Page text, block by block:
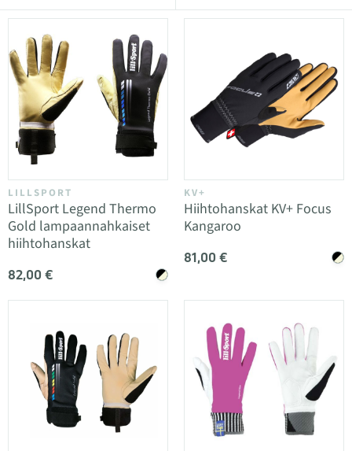
LILLSPORT
LillSport Legend Thermo
Gold lampaannahkaiset
hiihtohanskat
82,00 €
KV+
Hiihtohanskat KV+ Focus
Kangaroo
81,00 €